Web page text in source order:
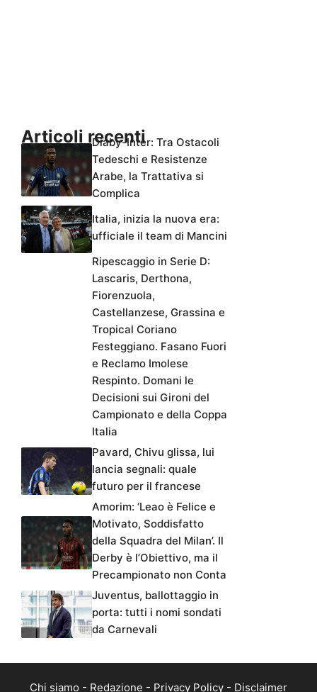
Articoli recentiDiaby-Inter: Tra Ostacoli
Tedeschi e Resistenze
Arabe, la Trattativa si
Complica
Italia, inizia la nuova era:
ufficiale il team di Mancini
Ripescaggio in Serie D:
Lascaris, Derthona,
Fiorenzuola,
Castellanzese, Grassina e
Tropical Coriano
Festeggiano. Fasano Fuori
e Reclamo Imolese
Respinto. Domani le
Decisioni sui Gironi del
Campionato e della Coppa
Italia
Pavard, Chivu glissa, lui
lancia segnali: quale
futuro per il francese
Amorim: ‘Leao è Felice e
Motivato, Soddisfatto
della Squadra del Milan’. Il
Derby è l’Obiettivo, ma il
Precampionato non Conta
Juventus, ballottaggio in
porta: tutti i nomi sondati
da Carnevali
Chi siamo - Redazione - Privacy Policy - Disclaimer